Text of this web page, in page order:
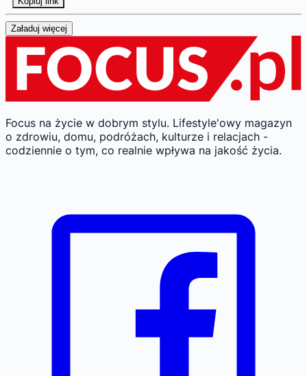
Załaduj więcej
Focus na życie w dobrym stylu. Lifestyle'owy magazyn
o zdrowiu, domu, podróżach, kulturze i relacjach -
codziennie o tym, co realnie wpływa na jakość życia.